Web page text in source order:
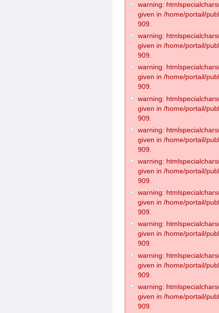
warning:
given in /home/portail/
909.
warning:
given in /home/portail/
909.
warning:
given in /home/portail/
909.
warning:
given in /home/portail/
909.
warning:
given in /home/portail/
909.
warning:
given in /home/portail/
909.
warning:
given in /home/portail/
909.
warning:
given in /home/portail/
909.
warning:
given in /home/portail/
909.
warning:
given in /home/portail/
909.